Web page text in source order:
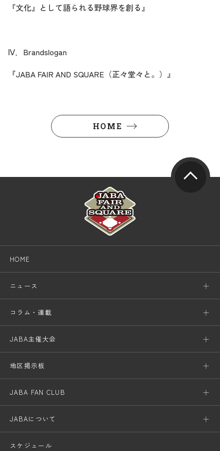
『文化』として語られる野球界を創る』
Ⅳ
Brandslogan
『JABA FAIR AND SQUARE （正々堂々と。）』
HOME
HOME
ニュース
コラム・連載
JABA主催大会
地区掲示板
JABA FAN CLUB
JABAについて
スケジュール